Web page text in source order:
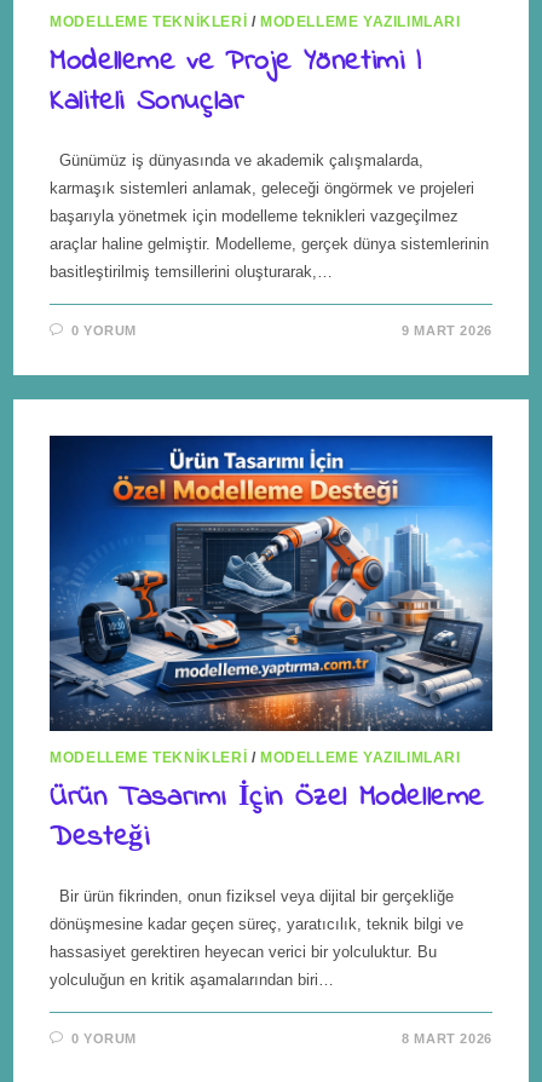
MODELLEME TEKNIKLERI / MODELLEME YAZILIMLARI
Modelleme ve Proje Yönetimi |
Kaliteli Sonuçlar
Günümüz iş dünyasında ve akademik çalışmalarda,
karmaşık sistemleri anlamak, geleceği öngörmek ve projeleri
başarıyla yönetmek için modelleme teknikleri vazgeçilmez
araçlar haline gelmiştir. Modelleme, gerçek dünya sistemlerinin
basitleştirilmiş temsillerini oluşturarak,…
0 YORUM 9 MART 2026
MODELLEME TEKNIKLERI /MODELLEME YAZILIMLARI
Ürün Tasarımı İçin Özel Modelleme
Desteği
Bir ürün fikrinden, onun fiziksel veya dijital bir gerçekliğe
dönüşmesine kadar geçen süreç, yaratıcılık, teknik bilgi ve
hassasiyet gerektiren heyecan verici bir yolculuktur. Bu
yolculuğun en kritik aşamalarından biri…
0 YORUM 8 MART 2026